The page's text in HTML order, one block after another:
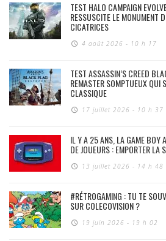
TEST HALO CAMPAIGN
RESSUSCITE LE MONUMENT
CICATRICES
4 août 2026 - 10 h 17
TEST ASSASSIN’S CREED
REMASTER SOMPTUEUX QUI
CLASSIQUE
17 juillet 2026 - 10 h 37
IL Y A 25 ANS, LA GAME BOY
DE JOUEURS : EMPORTER LA
13 juillet 2026 - 14 h 48
#RÉTROGAMING : TU TE
SUR COLECOVISION ?
19 juin 2026 - 19 h 02